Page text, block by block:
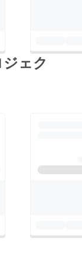
ェク